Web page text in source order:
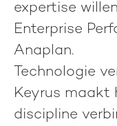
expertise
Enterprise
Anaplan.
Technologie
Keyrus maakt
discipline